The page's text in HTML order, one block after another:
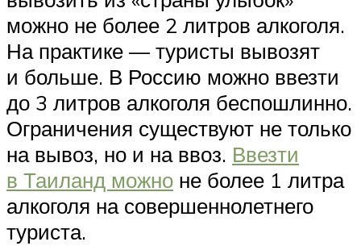
можно не более 2 литров алкоголя.
На практике — туристы вывозят
и больше. В Россию можно ввезти
до 3 литров алкоголя беспошлинно.
Ограничения существуют не только
на вывоз, но и на ввоз. Ввезти
в Таиланд можно не более 1 литра
алкоголя на совершеннолетнего
туриста.